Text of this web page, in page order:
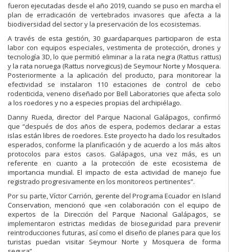
fueron ejecutadas desde el año 2019, cuando se puso en marcha el
plan de erradicación de vertebrados invasores que afecta a la
biodiversidad del sector y la preservación de los ecosistemas.
A través de esta gestión, 30 guardaparques participaron de esta
labor con equipos especiales, vestimenta de protección, drones y
tecnología 3D, lo que permitió eliminar a la rata negra (Rattus rattus)
y la rata noruega (Rattus norvegicus) de Seymour Norte y Mosquera.
Posteriormente a la aplicación del producto, para monitorear la
efectividad se instalaron 110 estaciones de control de cebo
rodenticida, veneno diseñado por Bell Laboratories que afecta solo
a los roedores y no a especies propias del archipiélago.
Danny Rueda, director del Parque Nacional Galápagos, confirmó
que “después de dos años de espera, podemos declarar a estas
islas están libres de roedores. Este proyecto ha dado los resultados
esperados, conforme la planificación y de acuerdo a los más altos
protocolos para estos casos. Galápagos, una vez más, es un
referente en cuanto a la protección de este ecosistema de
importancia mundial. El impacto de esta actividad de manejo fue
registrado progresivamente en los monitoreos pertinentes”.
Por su parte, Víctor Carrión, gerente del Programa Ecuador en Island
Conservation, mencionó que «en colaboración con el equipo de
expertos de la Dirección del Parque Nacional Galápagos, se
implementaron estrictas medidas de bioseguridad para prevenir
reintroducciones futuras, así como el diseño de planes para que los
turistas puedan visitar Seymour Norte y Mosquera de forma